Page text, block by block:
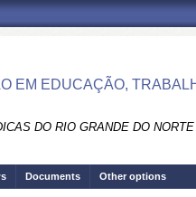
EM EDUCAÇÃO,
DO RIO GRANDE DO NORTE
Documents Other options